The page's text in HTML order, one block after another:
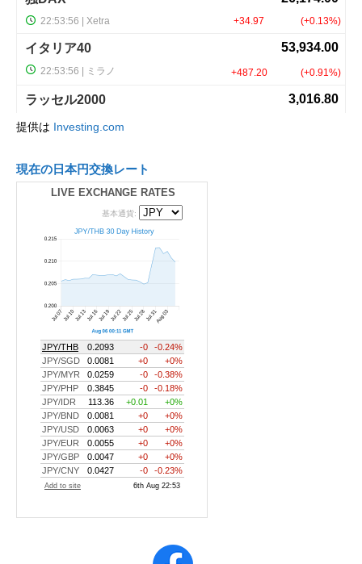
提供は Investing.com
現在の日本円交換レート
LIVE EXCHANGE RATES